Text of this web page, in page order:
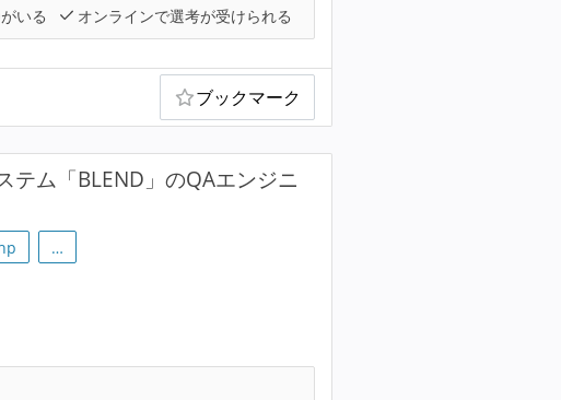
いる オンラインで選考が受けられる
ブックマーク
テム「BLEND」のQAエンジニ
…